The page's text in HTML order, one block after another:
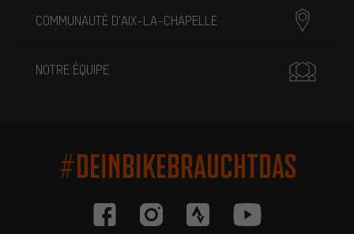
COMMUNAUTÉ D'AIX-LA-CHAPELLE
NOTRE ÉQUIPE
#DEINBIKEBRAUCHTDAS